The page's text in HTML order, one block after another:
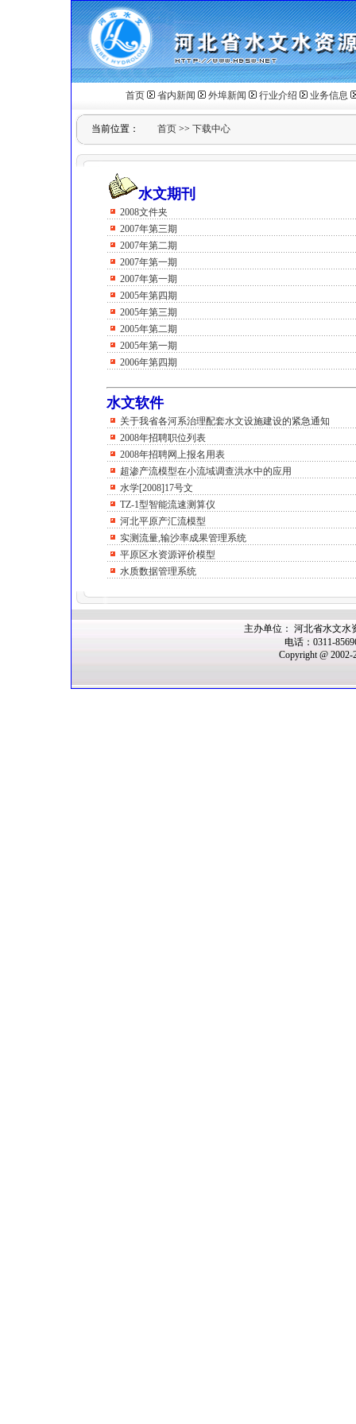
首页 省内新闻 外埠新闻 行业介绍 业务信息
当前位置： 首页 >> 下载中心
水文期刊
2008文件夹
2007年第三期
2007年第二期
2007年第一期
2007年第一期
2005年第四期
2005年第三期
2005年第二期
2005年第一期
2006年第四期
水文软件
关于我省各河系治理配套水文设施建设的紧急通知
2008年招聘职位列表
2008年招聘网上报名用表
超渗产流模型在小流域调查洪水中的应用
水学[2008]17号文
TZ-1型智能流速测算仪
河北平原产汇流模型
实测流量,输沙率成果管理系统
平原区水资源评价模型
水质数据管理系统
主办单位： 河北省水文水
电话：0311-
Copyright @ 2002-